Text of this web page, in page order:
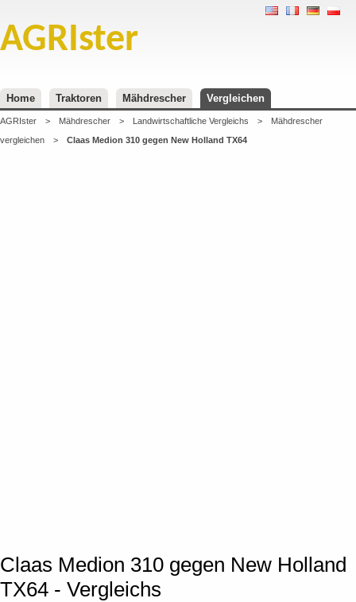
AGRIster
Home Traktoren Mähdrescher Vergleichen
AGRIster > Mähdrescher > Landwirtschaftliche Vergleichs >
Mähdrescher
vergleichen
> Claas Medion 310 gegen New Holland TX64
Claas Medion 310 gegen New Holland
TX64 - Vergleichs